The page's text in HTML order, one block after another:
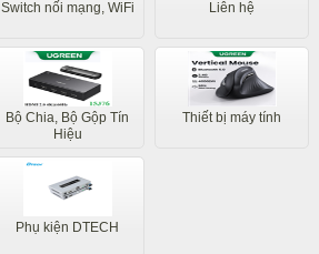
Switch nối mạng, WiFi Liên hệ
Bộ Chia, Bộ Gộp Tín
Hiệu
Thiết bị máy tính
Phụ kiện DTECH